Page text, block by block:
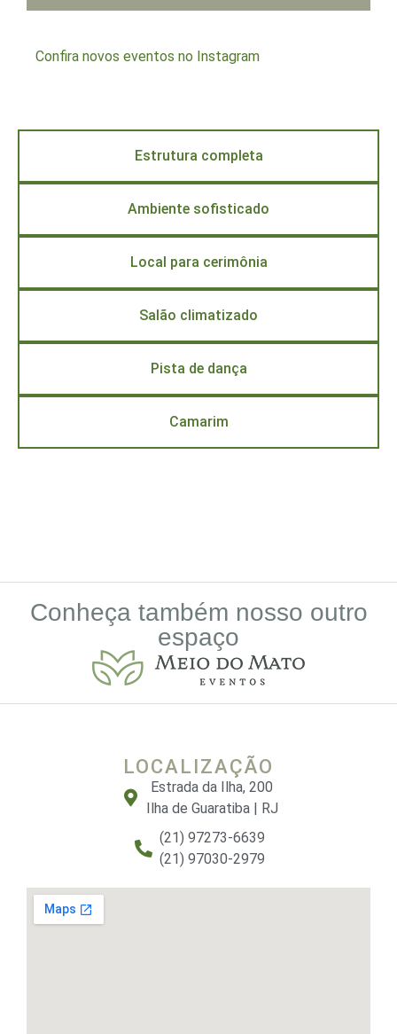
Confira novos eventos no Instagram
Estrutura completa
Ambiente sofisticado
Local para cerimônia
Salão climatizado
Pista de dança
Camarim
Conheça também nosso outro
espaço
LOCALIZAÇÃO
Estrada da Ilha, 200
Ilha de Guaratiba | RJ
(21) 97273-6639
(21) 97030-2979